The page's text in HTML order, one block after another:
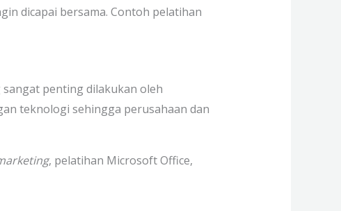
dicapai bersama. Contoh pelatihan
penting dilakukan oleh
teknologi sehingga perusahaan dan
, pelatihan Microsoft Office,